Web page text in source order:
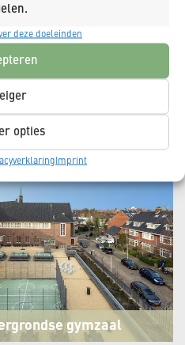
deze doeleinden
opties
Imprint
projecten
gymzaal